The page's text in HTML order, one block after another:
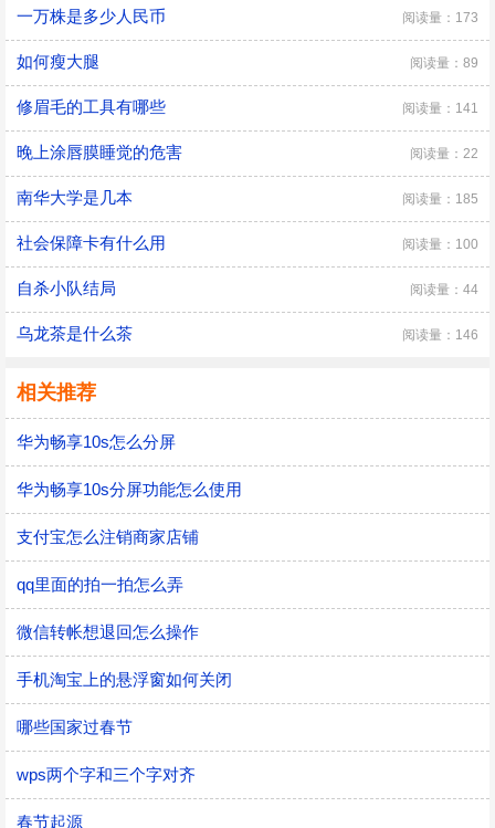
一万株是多少人民币 阅读量：173
如何瘦大腿 阅读量：89
修眉毛的工具有哪些 阅读量：141
晚上涂唇膜睡觉的危害 阅读量：22
南华大学是几本 阅读量：185
社会保障卡有什么用 阅读量：100
自杀小队结局 阅读量：44
乌龙茶是什么茶 阅读量：146
相关推荐
华为畅享10s怎么分屏
华为畅享10s分屏功能怎么使用
支付宝怎么注销商家店铺
qq里面的拍一拍怎么弄
微信转帐想退回怎么操作
手机淘宝上的悬浮窗如何关闭
哪些国家过春节
wps两个字和三个字对齐
春节起源